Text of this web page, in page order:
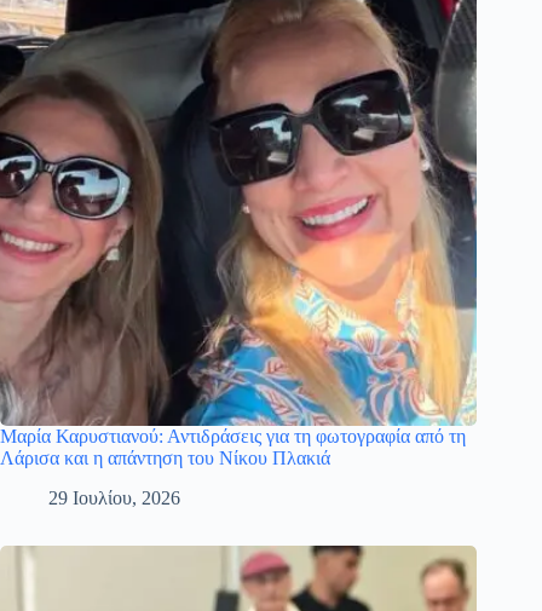
Μαρία Καρυστιανού: Αντιδράσεις για τη φωτογραφία από τη
Λάρισα και η απάντηση του Νίκου Πλακιά
29 Ιουλίου, 2026